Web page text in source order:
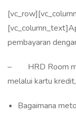
pembayaran
– HRD Room
melalui kartu kredit,
Bagaimana